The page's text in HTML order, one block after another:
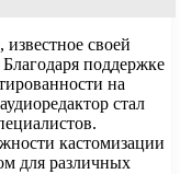
своей
поддержке
на
стал
кастомизации
для различных